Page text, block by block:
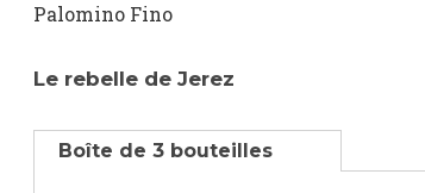
Palomino Fino
Le rebelle de Jerez
Boîte de 3 bouteilles